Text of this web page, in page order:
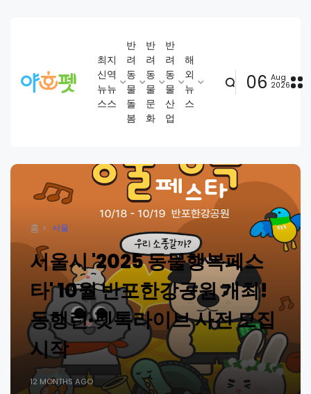
최
신
뉴
스
지
역
뉴
스
반
려
동
물
돌
봄
반
려
동
물
문
화
반
려
동
물
산
업
해
외
뉴
스
06 Aug
2026
홈 서울
서울시 '2025 동물행복페스
타' 10월 반포한강공원 개최!
동행런·펫톡라이브 사전 모집
시작
12 MONTHS AGO